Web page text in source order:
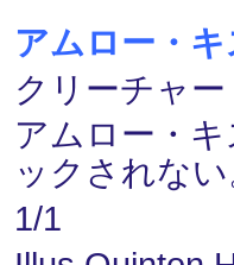
アムロー・
クリーチャ
アムロー・
ックされない
1/1